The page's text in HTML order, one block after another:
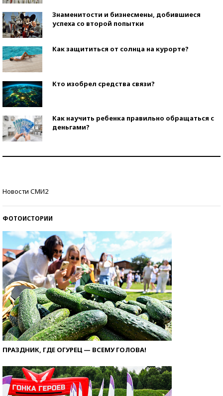
Знаменитости и бизнесмены, добившиеся
успеха со второй попытки
Как защититься от солнца на курорте?
Кто изобрел средства связи?
Как научить ребенка правильно обращаться с
деньгами?
Новости СМИ2
ФОТОИСТОРИИ
ПРАЗДНИК, ГДЕ ОГУРЕЦ — ВСЕМУ ГОЛОВА!